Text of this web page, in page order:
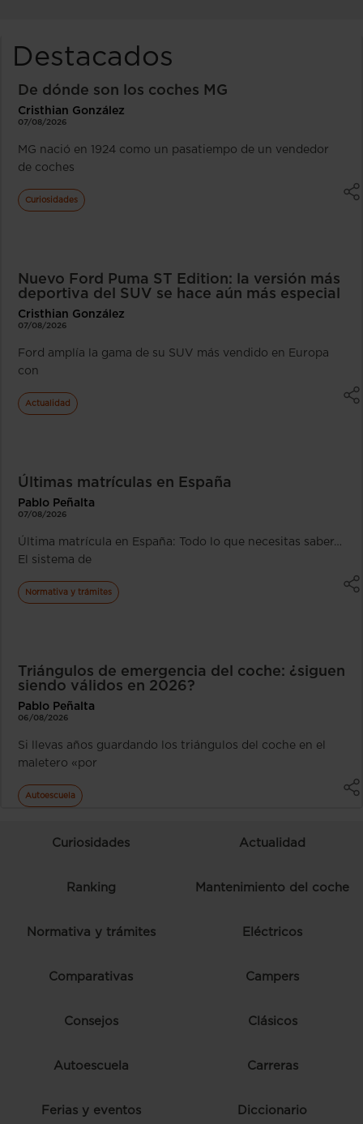
Destacados
De dónde son los coches MG
Cristhian González
07/08/2026
MG nació en 1924 como un pasatiempo de un vendedor
de coches
Curiosidades
Nuevo Ford Puma ST Edition: la versión más
deportiva del SUV se hace aún más especial
Cristhian González
07/08/2026
Ford amplía la gama de su SUV más vendido en Europa
con
Actualidad
Últimas matrículas en España
Pablo Peñalta
07/08/2026
Última matrícula en España: Todo lo que necesitas saber…
El sistema de
Normativa y trámites
Triángulos de emergencia del coche: ¿siguen
siendo válidos en 2026?
Pablo Peñalta
06/08/2026
Si llevas años guardando los triángulos del coche en el
maletero «por
Autoescuela
Curiosidades Actualidad
Ranking Mantenimiento del coche
Normativa y trámites Eléctricos
Comparativas Campers
Consejos Clásicos
Autoescuela Carreras
Ferias y eventos Diccionario